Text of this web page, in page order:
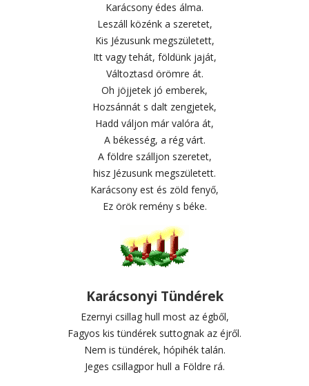
Karácsony édes álma.
Leszáll közénk a szeretet,
Kis Jézusunk megszületett,
Itt vagy tehát, földünk jaját,
Változtasd örömre át.
Oh jöjjetek jó emberek,
Hozsánnát s dalt zengjetek,
Hadd váljon már valóra át,
A békesség, a rég várt.
A földre szálljon szeretet,
hisz Jézusunk megszületett.
Karácsony est és zöld fenyő,
Ez örök remény s béke.
Karácsonyi Tündérek
Ezernyi csillag hull most az égből,
Fagyos kis tündérek suttognak az éjről.
Nem is tündérek, hópihék talán.
Jeges csillagpor hull a Földre rá.